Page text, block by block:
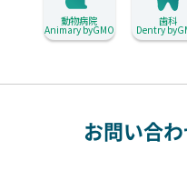
動物病院
Animary byGMO
歯科
Dentry
お問い合